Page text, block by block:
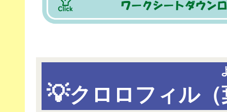
💡クロロフィル（